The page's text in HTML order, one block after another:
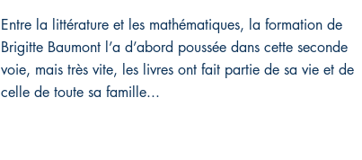
Entre la littérature et les mathématiques, la formation de
Brigitte Baumont l’a d’abord poussée dans cette seconde
voie, mais très vite, les livres ont fait partie de sa vie et de
celle de toute sa famille...